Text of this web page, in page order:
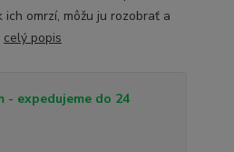
omrzí, môžu ju rozobrať a
celý popis
- expedujeme do 24